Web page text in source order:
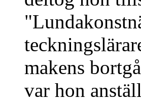
makens
var hon